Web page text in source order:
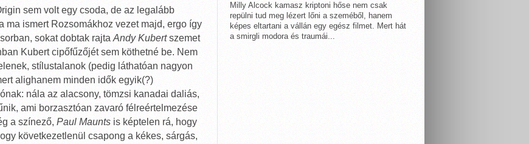
sem volt egy csoda, de az legalább
ma ismert Rozsomákhoz vezet majd, ergo így
sokat dobtak rajta Andy Kubertszemet
Kubert cipőfűzőjét sem köthetné be. Nem
stílustalanok (pedig láthatóan nagyon
alighanem minden idők egyik(?)
nála az alacsony, tömzsi kanadai daliás,
ami borzasztóan zavaró félreértelmezése
a színező, Paul Mauntsis képtelen rá, hogy
következetlenül csapong a kékes, sárgás,
Milly Alcock kamasz kriptoni hőse nem csak
repülni tud meg lézert lőni a szeméből, hanem
képes eltartani a vállán egy egész filmet. Mert hát
a smirgli modora és traumái...